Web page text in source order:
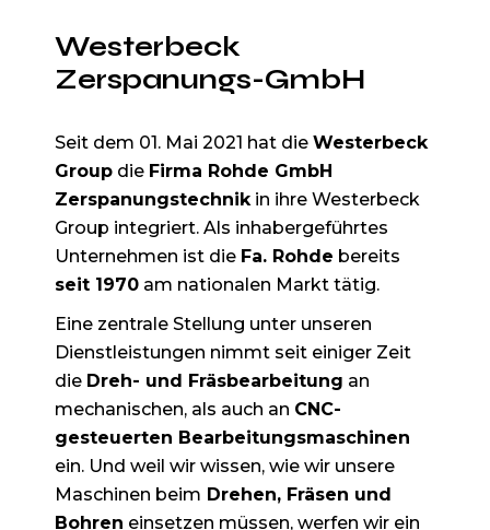
Westerbeck
Zerspanungs-GmbH
Seit dem 01. Mai 2021 hat dieWesterbeck
Group die Firma Rohde GmbH
Zerspanungstechnikin ihre Westerbeck
Group integriert. Als inhabergeführtes
Unternehmen ist die Fa. Rohde bereits
seit 1970 am nationalen Markt tätig.
Eine zentrale Stellung unter unseren
Dienstleistungen nimmt seit einiger Zeit
die Dreh- und Fräsbearbeitung an
mechanischen, als auch an CNC-
gesteuerten Bearbeitungsmaschinen
ein. Und weil wir wissen, wie wir unsere
Maschinen beim Drehen, Fräsen und
Bohren einsetzen müssen, werfen wir ein